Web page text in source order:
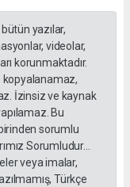
yazılar,
videolar,
korunmaktadır.
kopyalanamaz,
İzinsiz ve kaynak
Bu
sorumlu
Sorumludur...
veya imalar,
Türkçe